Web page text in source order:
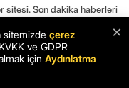
sitesi. Son dakika haberleri
Ankara'da elektrik
×
sitemizde çerez
ve GDPR
için Aydınlatma